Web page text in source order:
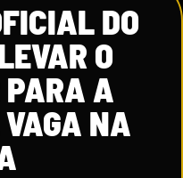
DO
O
PARA A
VAGA NA